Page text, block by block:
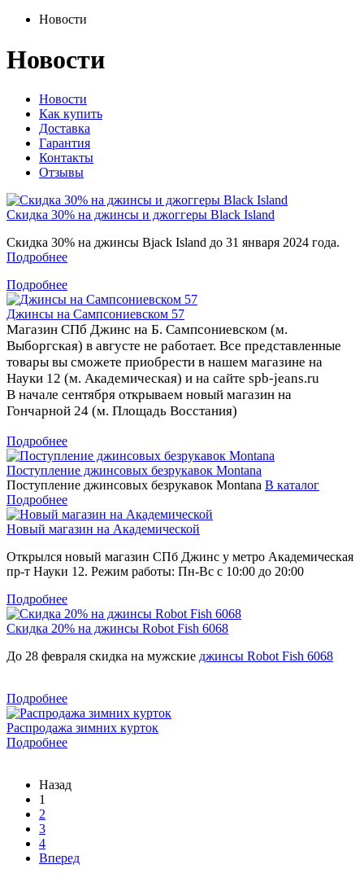
Новости
Новости
Новости
Как купить
Доставка
Гарантия
Контакты
Отзывы
Скидка 30% на джинсы и джоггеры Black Island
Скидка 30% на джинсы Bjack Island до 31 января 2024 года.
Подробнее
Подробнее
Джинсы на Сампсониевском 57
Магазин СПб Джинс на Б. Сампсониевском (м.
Выборгская) в августе не работает. Все представленные
товары вы сможете приобрести в нашем магазине на
Науки 12 (м. Академическая) и на сайте spb-jeans.ru
В начале сентября открываем новый магазин на
Гончарной 24 (м. Площадь Восстания)
Подробнее
Поступление джинсовых безрукавок Montana
Поступление джинсовых безрукавок Montana В каталог
Подробнее
Новый магазин на Академической
Открылся новый магазин СПб Джинс у метро Академическая
пр-т Науки 12. Режим работы: Пн-Вс с 10:00 до 20:00
Подробнее
Скидка 20% на джинсы Robot Fish 6068
До 28 февраля скидка на мужские джинсы Robot Fish 6068
Подробнее
Распродажа зимних курток
Подробнее
Назад
1
2
3
4
Вперед